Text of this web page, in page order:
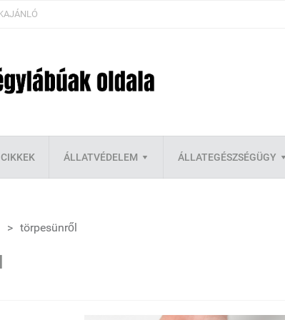
CIKKEK ÁLLATVÉDELEM ÁLLATEGÉSZSÉGÜGY
> törpesünről